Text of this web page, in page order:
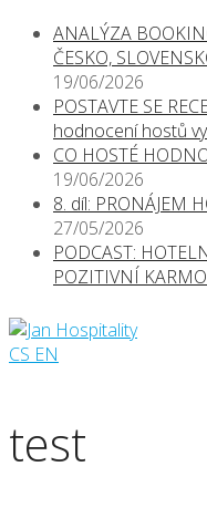
ANALÝZA
ČESKO,
19/06/2026
POSTAVTE SE
hodnocení hostů
CO HOSTÉ
19/06/2026
8. díl: PRONÁJEM
27/05/2026
PODCAST:
POZITIVNÍ
CS EN
test